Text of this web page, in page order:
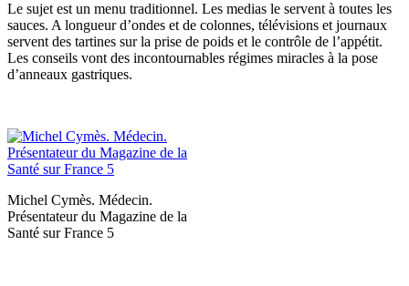
Le sujet est un menu traditionnel. Les medias le servent à toutes les
sauces. A longueur d’ondes et de colonnes, télévisions et journaux
servent des tartines sur la prise de poids et le contrôle de l’appétit.
Les conseils vont des incontournables régimes miracles à la pose
d’anneaux gastriques.
Michel Cymès. Médecin.
Présentateur du Magazine de la
Santé sur France 5